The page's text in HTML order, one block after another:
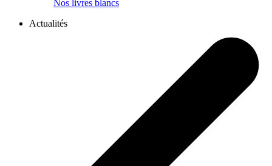
Nos livres blancs
Actualités